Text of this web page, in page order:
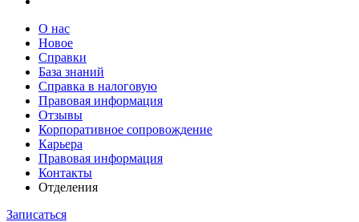
О нас
Новое
Справки
База знаний
Справка в налоговую
Правовая информация
Отзывы
Корпоративное сопровождение
Карьера
Правовая информация
Контакты
Отделения
Записаться